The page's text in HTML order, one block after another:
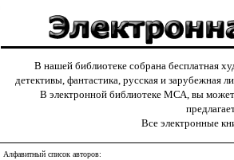
В нашей библиотеке собрана бесплатная
детективы, фантастика, русская и зарубежная
В электронной библиотеке МСА, вы
Все электронные
Алфавитный список авторов: